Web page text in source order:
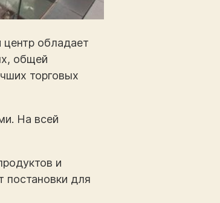
центр обладает
общей
торговых
На всей
и
постановки для